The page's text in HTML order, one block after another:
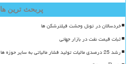
پربحث ترین ها
خردسالان در تونل وحشت فیلترشکن ها
ثبات قیمت نفت در بازار جهانی
رشد 25 درصدی مالیات تولید فشار مالیاتی به سایر حوزه ها منتقل شد